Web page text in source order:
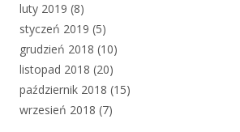
luty 2019 (8)
styczeń 2019 (5)
grudzień 2018 (10)
listopad 2018 (20)
październik 2018 (15)
wrzesień 2018 (7)